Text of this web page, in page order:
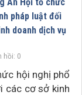
pháp luật đối
doanh dịch vụ
hồi: 0
hội nghị phổ
các cơ sở kinh